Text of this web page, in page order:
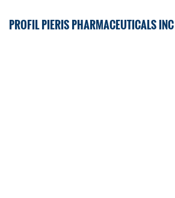
PROFIL PIERIS PHARMACEUTICALS INC